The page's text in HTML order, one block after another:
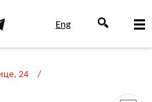
Eng
24